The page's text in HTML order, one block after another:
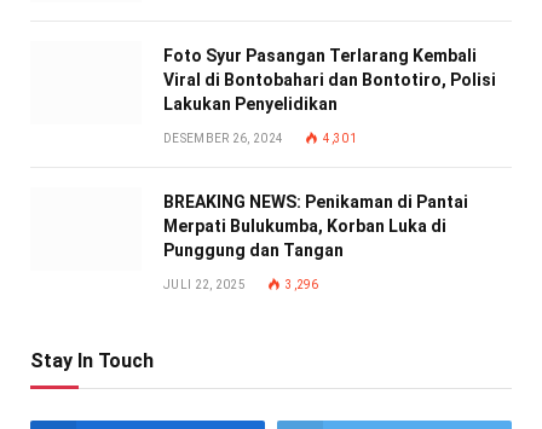
Foto Syur Pasangan Terlarang Kembali
Viral di Bontobahari dan Bontotiro, Polisi
Lakukan Penyelidikan
DESEMBER 26, 2024 4,301
BREAKING NEWS: Penikaman di Pantai
Merpati Bulukumba, Korban Luka di
Punggung dan Tangan
JULI 22, 2025 3,296
Stay In Touch